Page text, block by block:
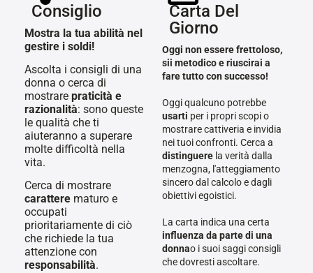
Consiglio
Mostra la tua abilità nel
gestire i soldi!
Ascolta i consigli di una
donna o cerca di
mostrare praticità e
razionalità: sono queste
le qualità che ti
aiuteranno a superare
molte difficoltà nella
vita.
Cerca di mostrare
carattere maturo e
occupati
prioritariamente di ciò
che richiede la tua
attenzione con
responsabilità.
Carta Del
Giorno
Oggi non essere frettoloso,
sii metodico e riuscirai a
fare tutto con successo!
Oggi qualcuno potrebbe
usarti per i propri scopi o
mostrare cattiveria e invidia
nei tuoi confronti. Cerca a
distinguerela verità dalla
menzogna, l'atteggiamento
sincero dal calcolo e dagli
obiettivi egoistici.
La carta indica una certa
influenza da parte di una
donnao i suoi saggi consigli
che dovresti ascoltare.